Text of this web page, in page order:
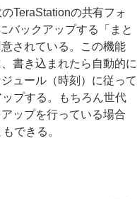
TeraStationの共有フォ
バックアップする「まと
されている。この機能
書き込まれたら自動的に
ュール（時刻）に従って
プする。もちろん世代
ップを行っている場合
できる。